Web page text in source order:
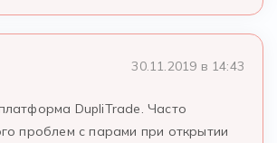
30.11.2019 в 14:43
DupliTrade. Часто
проблем с парами при открытии